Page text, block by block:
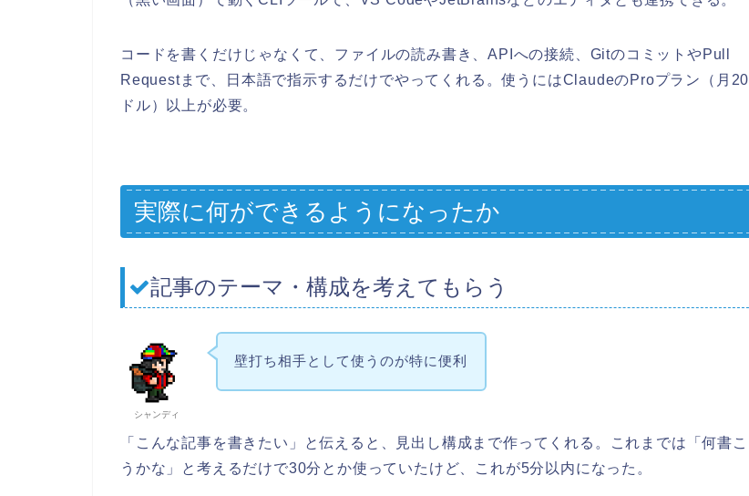
コードを書くだけじゃなくて、ファイルの読み書き、APIへの接続、GitのコミットやPull
Requestまで、日本語で指示するだけでやってくれる。使うにはClaudeのProプラン（月20
ドル）以上が必要。
実際に何ができるようになったか
記事のテーマ・構成を考えてもらう
シャンディ
壁打ち相手として使うのが特に便利
「こんな記事を書きたい」と伝えると、見出し構成まで作ってくれる。これまでは「何書こ
うかな」と考えるだけで30分とか使っていたけど、これが5分以内になった。